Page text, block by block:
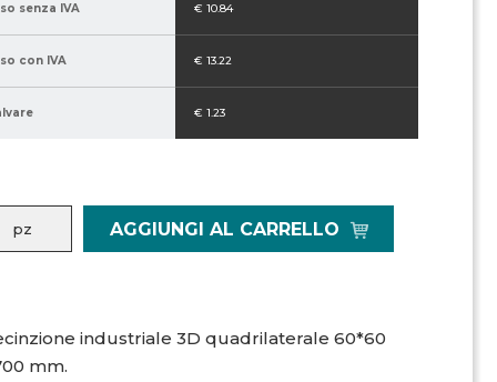
senza IVA € 10.84
con IVA € 13.22
€ 1.23
pz AGGIUNGI AL CARRELLO
industriale 3D quadrilaterale 60*60
mm.